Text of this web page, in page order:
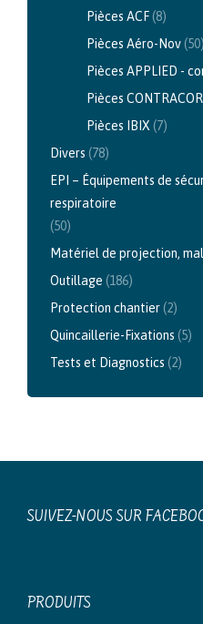
Pièces ACF(8)
Pièces Aéro-Nov(50)
Pièces APPLIED -
Pièces CONTRACOR
Pièces IBIX(7)
Divers (78)
EPI – Équipements de
respiratoire
(50)
Matériel de projection,
Outillage (186)
Protection chantier(2)
Quincaillerie-Fixations (5)
Tests et Diagnostics (2)
SUIVEZ-NOUS SUR
PRODUITS